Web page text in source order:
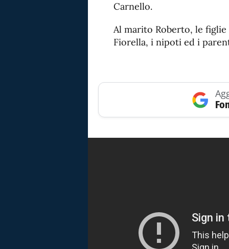
Carnello.
Al marito Roberto, le figlie
Fiorella, i nipoti ed i